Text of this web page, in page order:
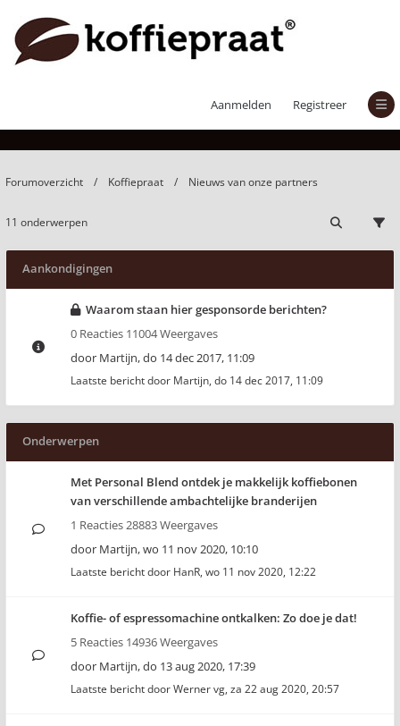
Aanmelden Registreer
Nieuws van onze partners
Forumoverzicht Koffiepraat Nieuws van onze partners
11 onderwerpen
Aankondigingen
Waarom staan hier gesponsorde berichten?
0 Reacties 11004 Weergaves
door Martijn,do 14 dec 2017, 11:09
Laatste bericht door Martijn, do 14 dec 2017, 11:09
Onderwerpen
Met Personal Blend ontdek je makkelijk koffiebonen
van verschillende ambachtelijke branderijen
1 Reacties 28883 Weergaves
door Martijn,wo 11 nov 2020, 10:10
Laatste bericht door HanR, wo 11 nov 2020, 12:22
Koffie- of espressomachine ontkalken: Zo doe je dat!
5 Reacties 14936 Weergaves
door Martijn,do 13 aug 2020, 17:39
Laatste bericht doorWerner vg, za 22 aug 2020, 20:57